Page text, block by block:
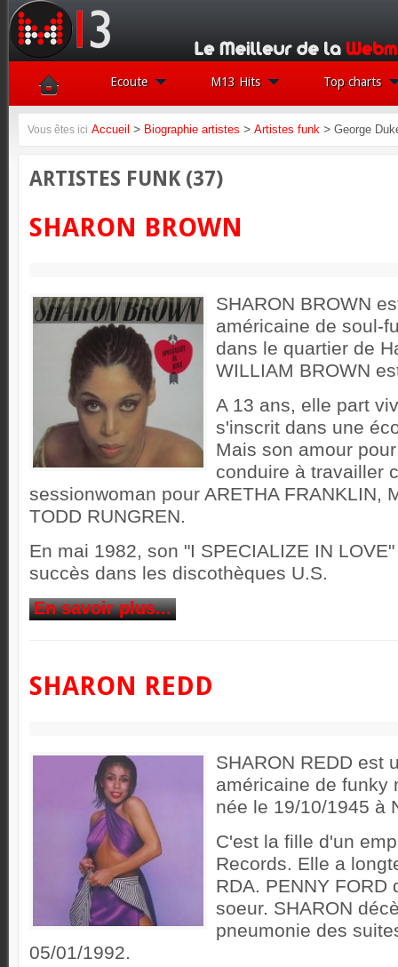
Ecoute M13 Hits Top charts
Vous êtes ici Accueil > Biographie artistes > Artistes funk > George
ARTISTES FUNK (37)
SHARON BROWN
SHARON BROWN
américaine de soul-
dans le quartier de
WILLIAM BROWN
A 13 ans, elle part
s'inscrit dans une
Mais son amour
conduire à travailler
sessionwoman pour ARETHA FRANKLIN,
TODD RUNGREN.
En mai 1982, son "I SPECIALIZE IN
succès dans les discothèques U.S.
En savoir plus...
SHARON REDD
SHARON REDD est
américaine de funky
née le 19/10/1945 à
C'est la fille d'un
Records. Elle a
RDA. PENNY FORD
soeur. SHARON
pneumonie des
05/01/1992.